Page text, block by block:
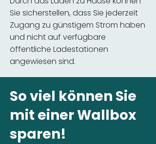
Sie sicherstellen, dass Sie jederzeit
Zugang zu günstigem Strom haben
und nicht auf verfügbare
öffentliche Ladestationen
angewiesen sind.
So viel können Sie
mit einer Wallbox
sparen!